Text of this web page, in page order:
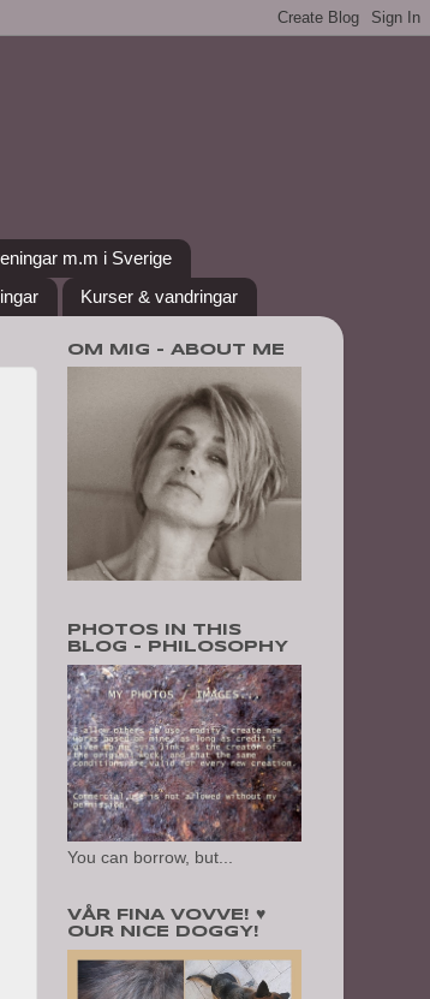
m.m i Sverige
Kurser & vandringar
OM MIG - ABOUT ME
PHOTOS IN THIS
BLOG - PHILOSOPHY
You can borrow, but...
VÅR FINA VOVVE! ♥
OUR NICE DOGGY!